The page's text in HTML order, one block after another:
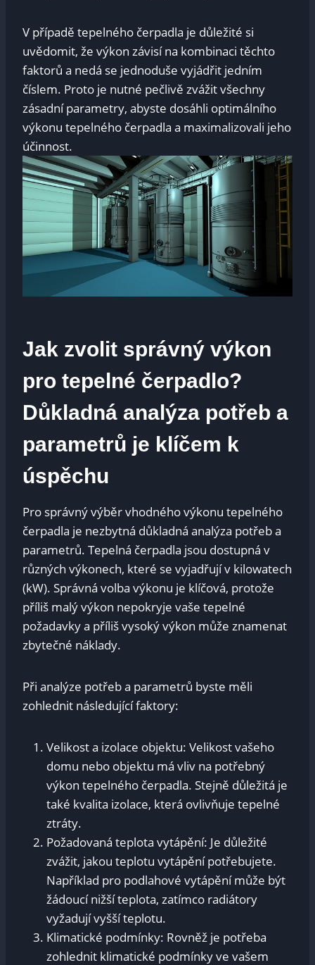
V případě tepelného čerpadla je důležité si
uvědomit, že výkon závisí na kombinaci těchto
faktorů a nedá se jednoduše vyjádřit jedním
číslem. Proto je nutné pečlivě zvážit všechny
zásadní parametry, abyste dosáhli optimálního
výkonu tepelného čerpadla a maximalizovali jeho
účinnost.
Jak zvolit správný výkon
pro tepelné čerpadlo?
Důkladná analýza potřeb a
parametrů je klíčem k
úspěchu
Pro správný výběr vhodného výkonu tepelného
čerpadla je nezbytná důkladná analýza potřeb a
parametrů. Tepelná čerpadla jsou dostupná v
různých výkonech, které se vyjadřují v kilowatech
(kW). Správná volba výkonu je klíčová, protože
příliš malý výkon nepokryje vaše tepelné
požadavky a příliš vysoký výkon může znamenat
zbytečné náklady.
Při analýze potřeb a parametrů byste měli
zohlednit následující faktory:
Velikost a izolace objektu: Velikost vašeho
domu nebo objektu má vliv na potřebný
výkon tepelného čerpadla. Stejně důležitá je
také kvalita izolace, která ovlivňuje tepelné
ztráty.
Požadovaná teplota vytápění: Je důležité
zvážit, jakou teplotu vytápění potřebujete.
Například pro podlahové vytápění může být
žádoucí nižší teplota, zatímco radiátory
vyžadují vyšší teplotu.
Klimatické podmínky: Rovněž je potřeba
zohlednit klimatické podmínky ve vašem